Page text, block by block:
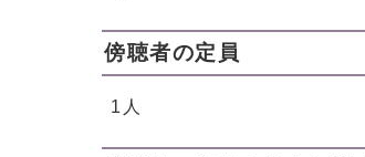
傍聴者の定員
1人